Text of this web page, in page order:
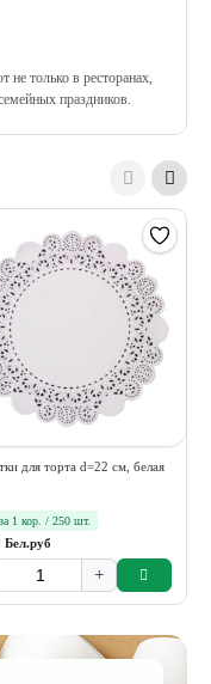
только в ресторанах,
праздников.
для торта d=22 см, белая
1 кор. / 250 шт.
Бел.руб
+